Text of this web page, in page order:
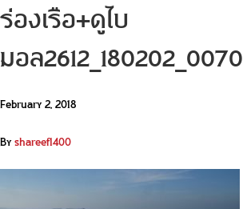
ร่องเรือ+ดูไบ
มอล2612_180202_0070
February 2, 2018
Byshareef1400